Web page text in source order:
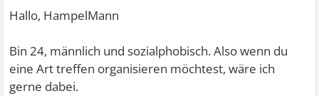
Hallo, HampelMann
Bin 24, männlich und sozialphobisch. Also wenn du
eine Art treffen organisieren möchtest, wäre ich
gerne dabei.